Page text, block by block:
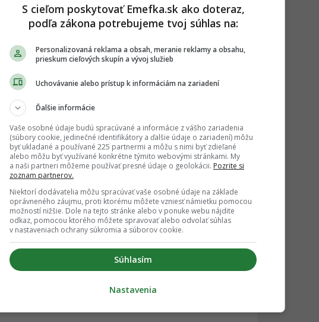
na ktoré na sociálnych
16.01.2024, 15:53
prišla od ex správa s VEĽMI
požiadavkou. Čo by si na
mieste robila ty?
S cieľom poskytovať Emefka.sk ako doteraz,
podľa zákona potrebujeme tvoj súhlas na:
Personalizovaná reklama a obsah, meranie reklamy a obsahu,
prieskum cieľových skupín a vývoj služieb
Uchovávanie alebo prístup k informáciám na zariadení
Ďalšie informácie
Vaše osobné údaje budú spracúvané a informácie z vášho zariadenia
(súbory cookie, jedinečné identifikátory a ďalšie údaje o zariadení) môžu
byť ukladané a používané 225 partnermi a môžu s nimi byť zdieľané
alebo môžu byť využívané konkrétne týmito webovými stránkami. My
a naši partneri môžeme používať presné údaje o geolokácii. Pozrite si
zoznam partnerov.
Niektorí dodávatelia môžu spracúvať vaše osobné údaje na základe
oprávneného záujmu, proti ktorému môžete vzniesť námietku pomocou
možností nižšie. Dole na tejto stránke alebo v ponuke webu nájdite
odkaz, pomocou ktorého môžete spravovať alebo odvolať súhlas
v nastaveniach ochrany súkromia a súborov cookie.
Súhlasím
Nastavenia